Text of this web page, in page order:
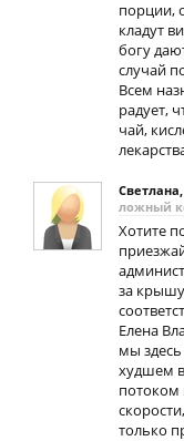
порции,
кладут
богу
случай
Всем
радует,
чай,
Светлана,
ложный
Хотите
за крышу
Елена
мы
худшем
потоком
только